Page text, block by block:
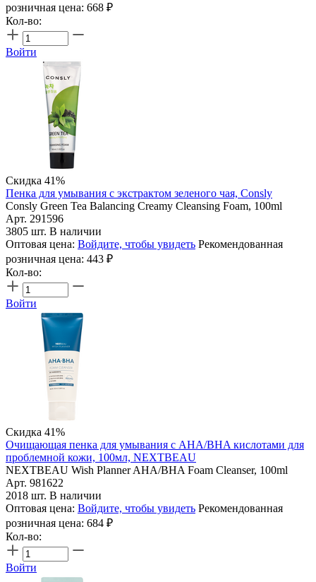
розничная цена: 668 ₽
Кол-во:
Войти
Скидка 41%
Пенка для умывания с экстрактом зеленого чая, Consly
Consly Green Tea Balancing Creamy Cleansing Foam, 100ml
Арт. 291596
3805 шт. В наличии
Оптовая цена: Войдите, чтобы увидеть Рекомендованная
розничная цена: 443 ₽
Кол-во:
Войти
Скидка 41%
Очищающая пенка для умывания с AHA/BHA кислотами для
проблемной кожи, 100мл, NEXTBEAU
NEXTBEAU Wish Planner AHA/BHA Foam Cleanser, 100ml
Арт. 981622
2018 шт. В наличии
Оптовая цена: Войдите, чтобы увидеть Рекомендованная
розничная цена: 684 ₽
Кол-во:
Войти